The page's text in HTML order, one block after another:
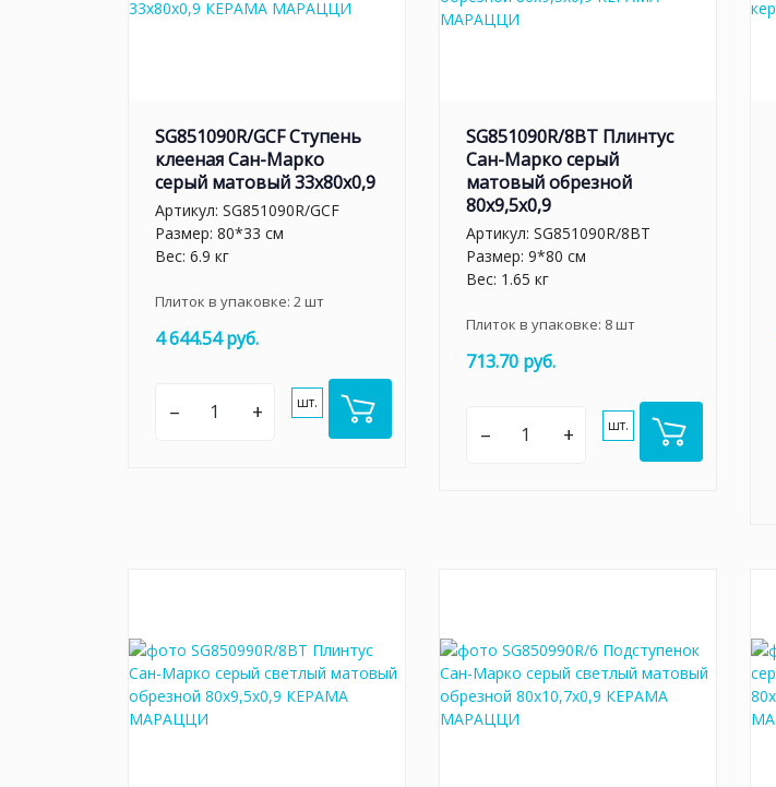
SG851090R/GCF Ступень
клееная Сан-Марко
серый матовый 33x80x0,9
Артикул: SG851090R/GCF
Размер: 80*33 см
Вес: 6.9 кг
Плиток в упаковке: 2 шт
4 644.54 руб.
– + шт.
SG851090R/8BT Плинтус
Сан-Марко серый
матовый обрезной
80x9,5x0,9
Артикул: SG851090R/8BT
Размер: 9*80 см
Вес: 1.65 кг
Плиток в упаковке: 8шт
713.70 руб.
– + шт.